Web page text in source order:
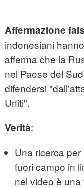
Affermazione
indonesiani
afferma che la
nel Paese del
difendersi
Uniti".
Verità:
Una ricerca
fuori campo in
nel video è